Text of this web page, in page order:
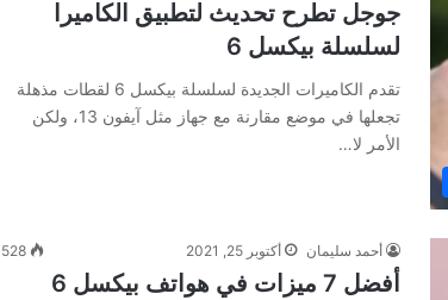
جوجل تطرح تحديث لتطبيق الكاميرا
لسلسلة بيكسل 6
تقدم الكاميرات الجديدة لسلسلة بيكسل 6 لقطات مذهلة
تجعلها في موضع مقارنة مع جهاز مثل آيفون 13، ولكن
الأمر لا…
أحمد سليمان أكتوبر 25, 2021 528
أفضل 7 ميزات في هواتف بيكسل 6